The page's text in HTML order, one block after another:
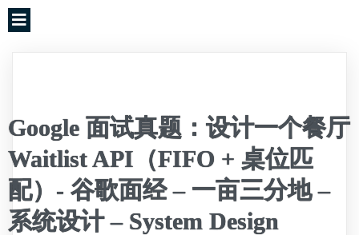
Google 面试真题：设计一个餐厅
Waitlist API（FIFO + 桌位匹
配）- 谷歌面经 – 一亩三分地 –
系统设计 – System Design